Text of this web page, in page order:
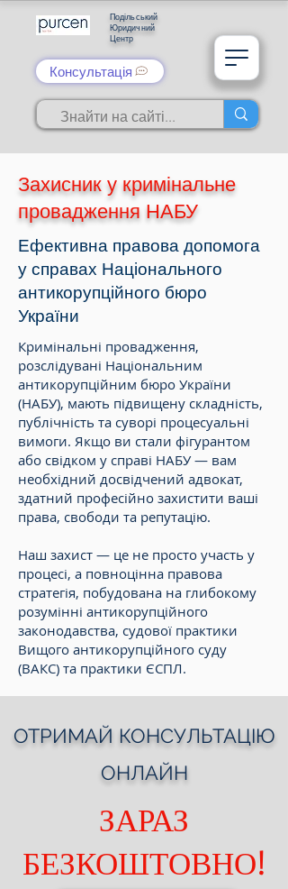
Подільський
Юридичний
Центр
Консультація
Захисник у кримінальне
провадження НАБУ
Ефективна правова допомога
у справах Національного
антикорупційного бюро
України
Кримінальні провадження,
розслідувані Національним
антикорупційним бюро України
(НАБУ), мають підвищену складність,
публічність та суворі процесуальні
вимоги. Якщо ви стали фігурантом
або свідком у справі НАБУ — вам
необхідний досвідчений адвокат,
здатний професійно захистити ваші
права, свободи та репутацію.
Наш захист — це не просто участь у
процесі, а повноцінна правова
стратегія, побудована на глибокому
розумінні антикорупційного
законодавства, судової практики
Вищого антикорупційного суду
(ВАКС) та практики ЄСПЛ.
ОТРИМАЙ КОНСУЛЬТАЦІЮ
ОНЛАЙН
ЗАРАЗ
БЕЗКОШТОВНО!